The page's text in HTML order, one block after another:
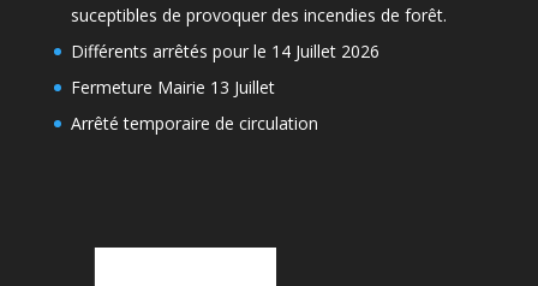
suceptibles de provoquer des incendies de forêt.
Différents arrêtés pour le 14 Juillet 2026
Fermeture Mairie 13 Juillet
Arrêté temporaire de circulation